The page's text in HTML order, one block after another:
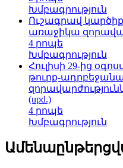
Խմբագրություն
Ուշագրավ
առաջիկա
4 րոպե
Խմբագրություն
Հուլիսի 29-ից
թուրք-
(upd.)
4 րոպե
Խմբագրություն